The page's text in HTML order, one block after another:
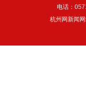
电话：
杭州网新闻